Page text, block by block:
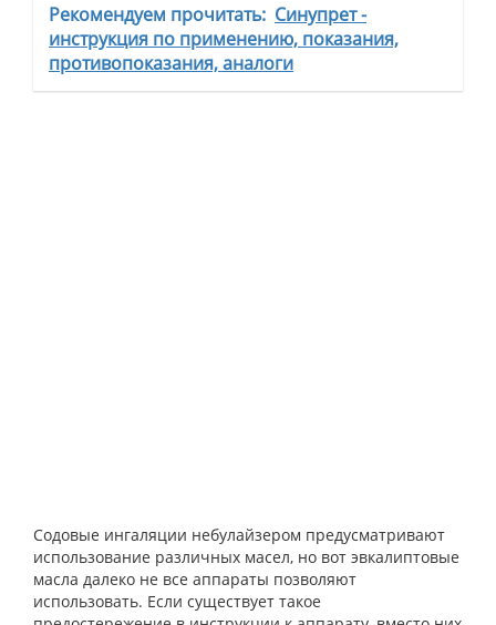
Рекомендуем прочитать: Синупрет -
инструкция по применению, показания,
противопоказания, аналоги
Содовые ингаляции небулайзером предусматривают
использование различных масел, но вот эвкалиптовые
масла далеко не все аппараты позволяют
использовать. Если существует такое